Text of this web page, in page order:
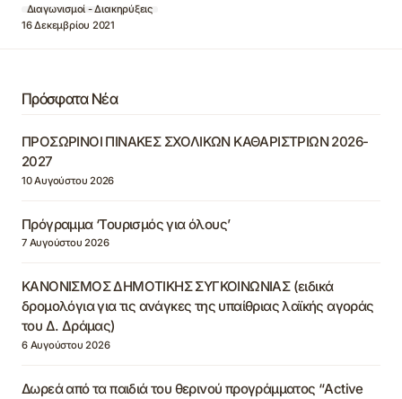
Διαγωνισμοί - Διακηρύξεις
16 Δεκεμβρίου 2021
Πρόσφατα Νέα
ΠΡΟΣΩΡΙΝΟΙ ΠΙΝΑΚΕΣ ΣΧΟΛΙΚΩΝ ΚΑΘΑΡΙΣΤΡΙΩΝ 2026-
2027
10 Αυγούστου 2026
Πρόγραμμα ‘Τουρισμός για όλους’
7 Αυγούστου 2026
ΚΑΝΟΝΙΣΜΟΣ ΔΗΜΟΤΙΚΗΣ ΣΥΓΚΟΙΝΩΝΙΑΣ (ειδικά
δρομολόγια για τις ανάγκες της υπαίθριας λαϊκής αγοράς
του Δ. Δράμας)
6 Αυγούστου 2026
Δωρεά από τα παιδιά του θερινού προγράμματος “Active